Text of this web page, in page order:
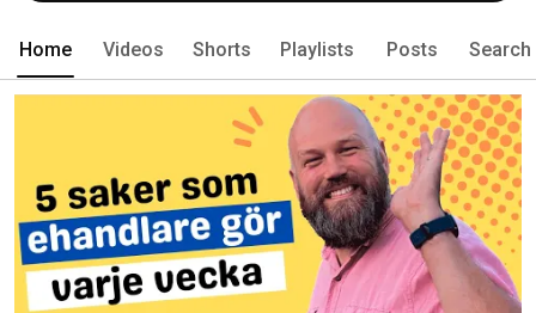
Home Videos Shorts Playlists Posts Search